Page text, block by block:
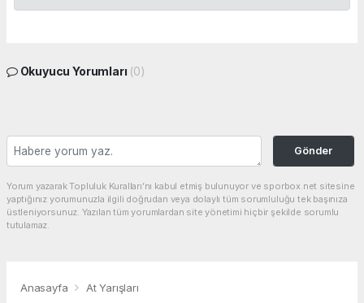
Okuyucu Yorumları (0)
Gönder
Yorum yazarak Topluluk Kuralları’nı kabul etmiş bulunuyor ve sporbox.net sitesine
yaptığınız yorumunuzla ilgili doğrudan veya dolaylı tüm sorumluluğu tek başınıza
üstleniyorsunuz. Yazılan tüm yorumlardan site yönetimi hiçbir şekilde sorumlu
tutulamaz.
Anasayfa At Yarışları